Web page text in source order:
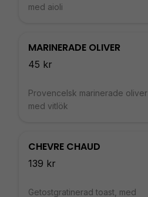
med aioli
MARINERADE OLIVER
45 kr
Provencelsk marinerade oliver
med vitlök
CHEVRE CHAUD
139 kr
Getostgratinerad toast, med